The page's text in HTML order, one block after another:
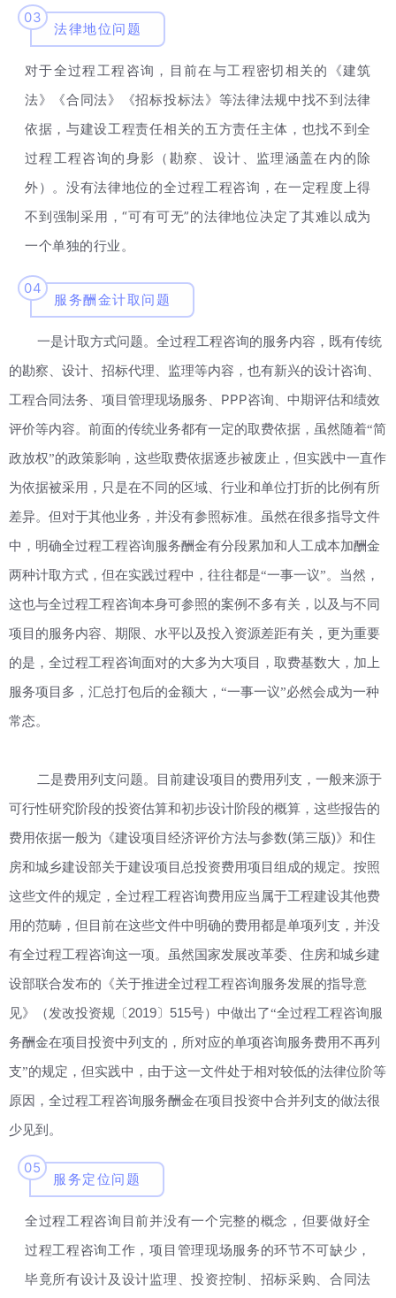
03
法律地位问题
对于全过程工程咨询，目前在与工程密切相关的《建筑
法》《合同法》《招标投标法》等法律法规中找不到法律
依据，与建设工程责任相关的五方责任主体，也找不到全
过程工程咨询的身影（勘察、设计、监理涵盖在内的除
外）。没有法律地位的全过程工程咨询，在一定程度上得
不到强制采用，“可有可无”的法律地位决定了其难以成为
一个单独的行业。
04
服务酬金计取问题
一是计取方式问题。全过程工程咨询的服务内容，既有传统
的勘察、设计、招标代理、监理等内容，也有新兴的设计咨询、
工程合同法务、项目管理现场服务、 PPP咨询、中期评估和绩效
评价等内容。前面的传统业务都有一定的取费依据，虽然随着“简
政放权”的政策影响，这些取费依据逐步被废止，但实践中一直作
为依据被采用，只是在不同的区域、行业和单位打折的比例有所
差异。但对于其他业务，并没有参照标准。虽然在很多指导文件
中，明确全过程工程咨询服务酬金有分段累加和人工成本加酬金
两种计取方式，但在实践过程中，往往都是“一事一议”。当然，
这也与全过程工程咨询本身可参照的案例不多有关，以及与不同
项目的服务内容、期限、水平以及投入资源差距有关，更为重要
的是，全过程工程咨询面对的大多为大项目，取费基数大，加上
服务项目多，汇总打包后的金额大，“一事一议”必然会成为一种
常态。
二是费用列支问题。目前建设项目的费用列支，一般来源于
可行性研究阶段的投资估算和初步设计阶段的概算，这些报告的
费用依据一般为《建设项目经济评价方法与参数(第三版)》和住
房和城乡建设部关于建设项目总投资费用项目组成的规定。按照
这些文件的规定，全过程工程咨询费用应当属于工程建设其他费
用的范畴，但目前在这些文件中明确的费用都是单项列支，并没
有全过程工程咨询这一项。虽然国家发展改革委、住房和城乡建
设部联合发布的《关于推进全过程工程咨询服务发展的指导意
见》（发改投资规〔 2019〕 515号）中做出了“全过程工程咨询服
务酬金在项目投资中列支的，所对应的单项咨询服务费用不再列
支”的规定，但实践中，由于这一文件处于相对较低的法律位阶等
原因，全过程工程咨询服务酬金在项目投资中合并列支的做法很
少见到。
05
服务定位问题
全过程工程咨询目前并没有一个完整的概念，但要做好全
过程工程咨询工作，项目管理现场服务的环节不可缺少，
毕竟所有设计及设计监理、投资控制、招标采购、合同法